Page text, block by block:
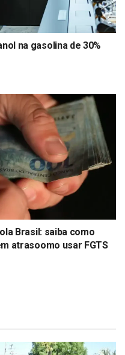
na gasolina de 30%
Brasil: saiba como
atrasoomo usar FGTS